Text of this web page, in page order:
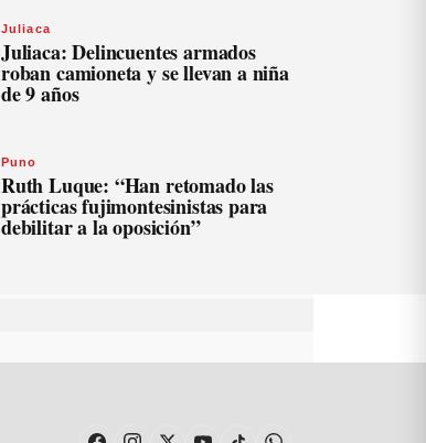
Juliaca
Juliaca: Delincuentes armados
roban camioneta y se llevan a niña
de 9 años
Puno
Ruth Luque: “Han retomado las
prácticas fujimontesinistas para
debilitar a la oposición”